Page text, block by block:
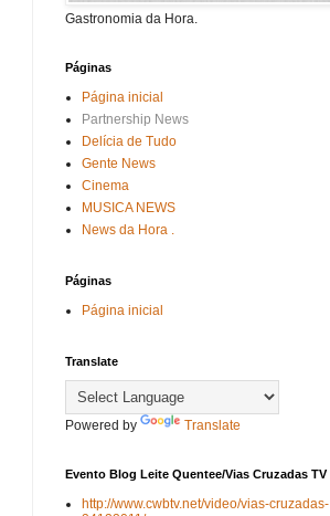
Gastronomia da Hora.
Páginas
Página inicial
Partnership News
Delícia de Tudo
Gente News
Cinema
MUSICA NEWS
News da Hora .
Páginas
Página inicial
Translate
Powered by Translate
Evento Blog Leite Quentee/Vias Cruzadas TV
http://www.cwbtv.net/video/vias-cruzadas-